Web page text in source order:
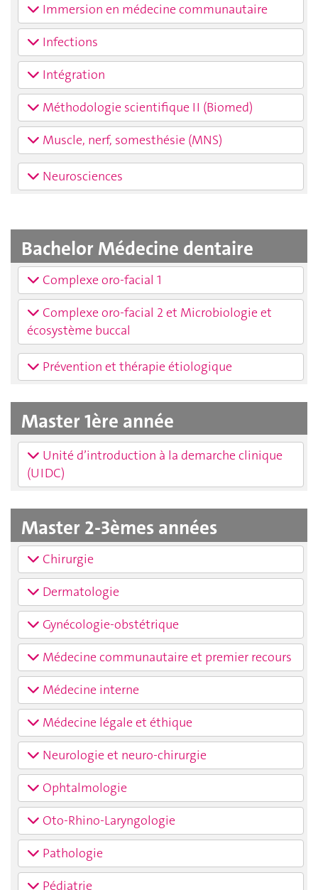
Immersion en médecine communautaire
Infections
Intégration
Méthodologie scientifique II (Biomed)
Muscle, nerf, somesthésie (MNS)
Neurosciences
Bachelor Médecine dentaire
Complexe oro-facial 1
Complexe oro-facial 2 et Microbiologie et
écosystème buccal
Prévention et thérapie étiologique
Master 1ère année
Unité d’introduction à la demarche clinique
(UIDC)
Master 2-3èmes années
Chirurgie
Dermatologie
Gynécologie-obstétrique
Médecine communautaire et premier recours
Médecine interne
Médecine légale et éthique
Neurologie et neuro-chirurgie
Ophtalmologie
Oto-Rhino-Laryngologie
Pathologie
Pédiatrie